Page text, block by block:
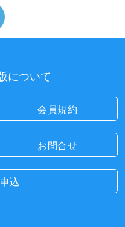
について
会員規約
お問合せ
込